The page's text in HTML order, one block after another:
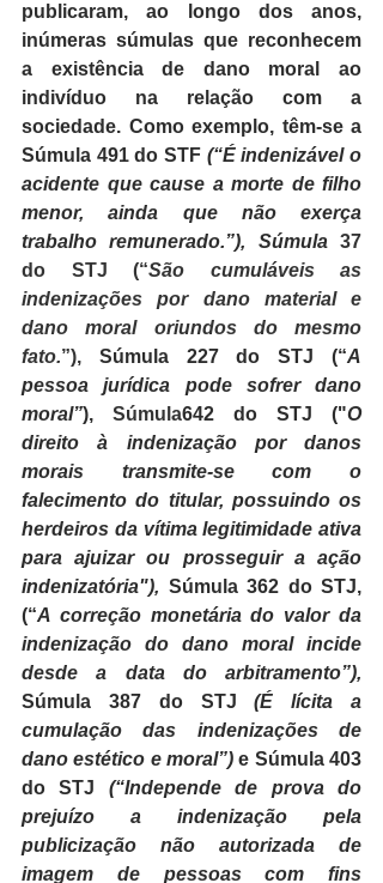
publicaram, ao longo dos anos,
inúmeras súmulas que reconhecem
a existência de dano moral ao
indivíduo na relação com a
Súmula 491 do STF (“É indenizável o
acidente que cause a morte de filho
menor, ainda que não exerça
trabalho remunerado.”), Súmula 37
do STJ (“São cumuláveis as
indenizações por dano material e
dano moral oriundos do mesmo
fato.”), Súmula 227 do STJ (“A
pessoa jurídica pode sofrer dano
moral”), Súmula642 do STJ ("O
direito à indenização por danos
morais transmite-se com o
falecimento do titular, possuindo os
herdeiros da vítima legitimidade ativa
para ajuizar ou prosseguir a ação
indenizatória"), Súmula 362 do STJ,
(“A correção monetária do valor da
indenização do dano moral incide
Súmula 387 do STJ (É lícita a
cumulação das indenizações de
dano estético e moral”) e Súmula 403
do STJ (“Independe de prova do
prejuízo a indenização pela
publicização não autorizada de
imagem de pessoas com fins